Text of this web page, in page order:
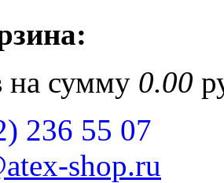
на сумму 0.00
236 55 07
shop.ru